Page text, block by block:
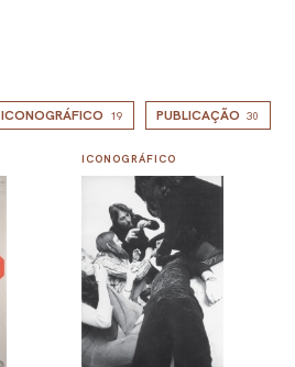
ICONOGRÁFICO 19 PUBLICAÇÃO 30
ICONOGRÁFICO